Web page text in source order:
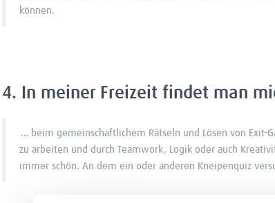
können.
4. In meiner Freizeit findet man
… beim gemeinschaftlichem Rätseln und Lösen von Exit-
zu arbeiten und durch Teamwork, Logik oder auch
immer schön. An dem ein oder anderen Kneipenquiz